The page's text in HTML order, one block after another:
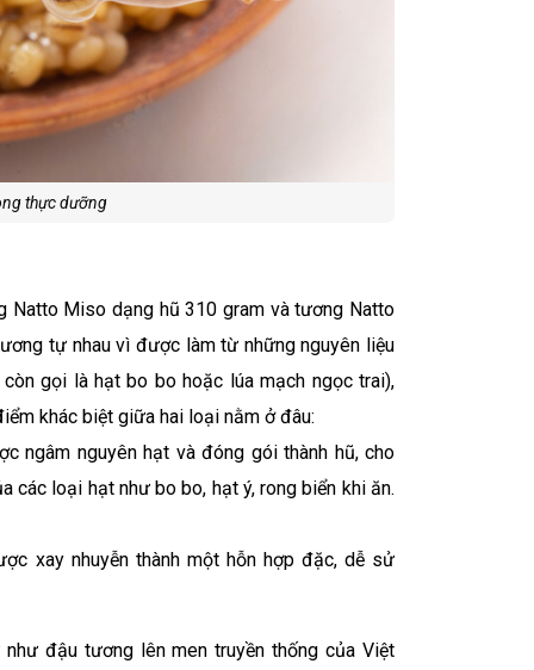
thực dưỡng
Natto Miso dạng hũ 310 gram và tương Natto
tự nhau vì được làm từ những nguyên liệu
gọi là hạt bo bo hoặc lúa mạch ngọc trai),
khác biệt giữa hai loại nằm ở đâu:
ngâm nguyên hạt và đóng gói thành hũ, cho
các loại hạt như bo bo, hạt ý, rong biển khi ăn.
xay nhuyễn thành một hỗn hợp đặc, dễ sử
đậu tương lên men truyền thống của Việt